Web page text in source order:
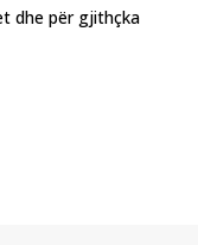
dhe për gjithçka